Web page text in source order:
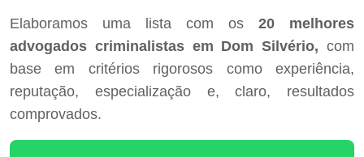
Elaboramos uma lista com os 20 melhores
advogados criminalistas em Dom Silvério, com
base em critérios rigorosos como experiência,
reputação, especialização e, claro, resultados
comprovados.